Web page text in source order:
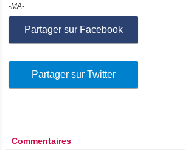
-MA-
Partager sur Facebook
Partager sur Twitter
Commentaires